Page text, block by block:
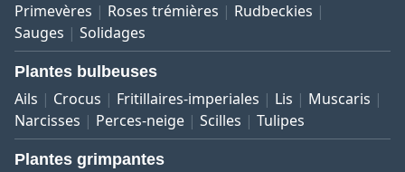
Primevères
Roses trémières
Rudbeckies
Sauges
Solidages
Plantes bulbeuses
Ails Crocus Fritillaires-imperiales Lis
Muscaris
Narcisses
Perces-neige Scilles Tulipes
Plantes grimpantes